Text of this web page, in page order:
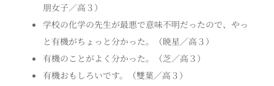
朋女子／高３）
学校の化学の先生が最悪で意味不明だったので、やっ
と有機がちょっと分かった。（暁星／高３）
有機のことがよく分かった。（芝／高３）
有機おもしろいです。（雙葉／高３）